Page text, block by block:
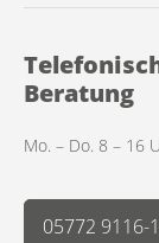
Beratung
Mo. – Do. 8 – 16
05772 9116-